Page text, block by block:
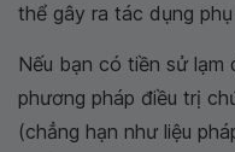
thể gây ra tác dụng
Nếu bạn có tiền sử
phương pháp điều trị
(chẳng hạn như liệu